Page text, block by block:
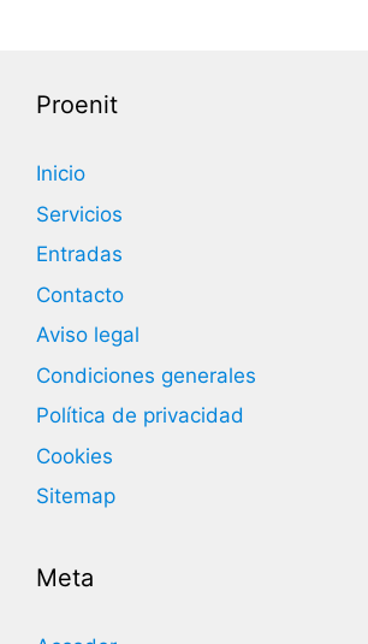
Proenit
Inicio
Servicios
Entradas
Contacto
Aviso legal
Condiciones generales
Política de privacidad
Cookies
Sitemap
Meta